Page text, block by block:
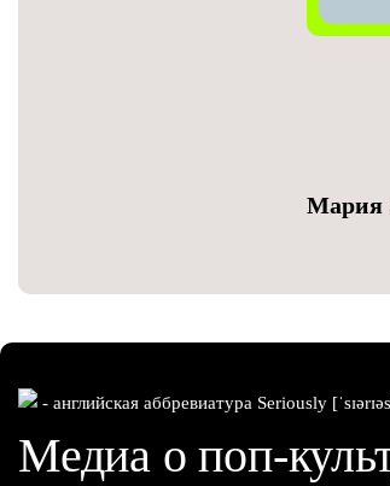
Мария
- английская аббревиатура Seriously
Медиа о поп-